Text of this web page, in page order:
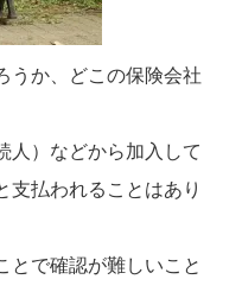
うか、どこの保険会社
人）などから加入して
支払われることはあり
とで確認が難しいこと